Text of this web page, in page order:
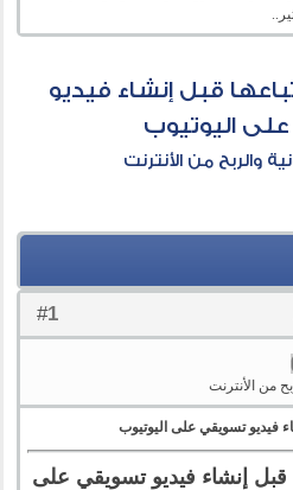
قبل إنشاء فيديو
اليوتيوب
والربح من الأنترنت
#
1
من الأنترنت
فيديو تسويقي على اليوتيوب
قبل إنشاء فيديو تسويقي على